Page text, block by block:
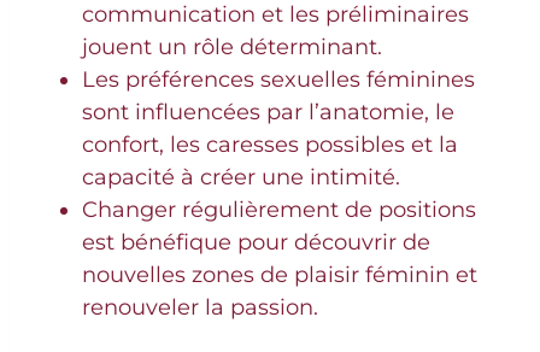
communication et les préliminaires
jouent un rôle déterminant.
Les préférences sexuelles féminines
sont influencées par l’anatomie, le
confort, les caresses possibles et la
capacité à créer une intimité.
Changer régulièrement de positions
est bénéfique pour découvrir de
nouvelles zones de plaisir féminin et
renouveler la passion.